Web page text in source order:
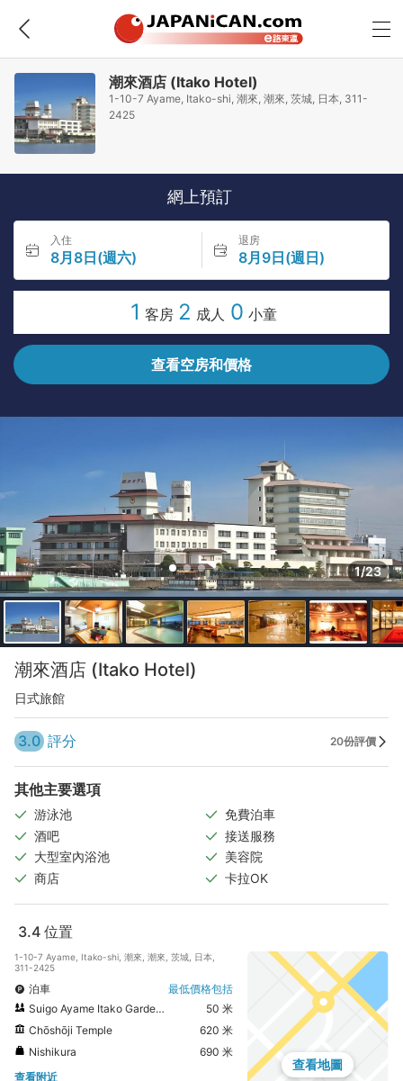
潮來酒店 (Itako Hotel)
1-10-7 Ayame, Itako-shi, 潮來, 潮來, 茨城, 日本, 311-
2425
網上預訂
入住
8月8日(週六)
退房
8月9日(週日)
1 客房 2 成人 0 小童
查看空房和價格
1/23
潮來酒店 (Itako Hotel)
日式旅館
3.0 評分 20份評價
其他主要選項
游泳池
免費泊車
酒吧
接送服務
大型室內浴池
美容院
商店
卡拉OK
3.4 位置
1-10-7 Ayame, Itako-shi, 潮來, 潮來, 茨城, 日本,
311-2425
泊車
最低價格包括
Suigo Ayame Itako Gardens
50 米
Chōshōji Temple
620 米
Nishikura
690 米
查看附近
查看地圖